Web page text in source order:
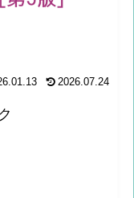
2026.07.24